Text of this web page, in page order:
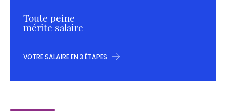
Toute peine
mérite salaire
VOTRE SALAIRE EN 3 ÉTAPES